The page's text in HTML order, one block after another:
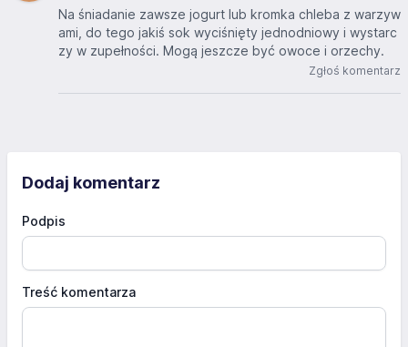
Na śniadanie zawsze jogurt lub kromka chleba z warzyw
ami, do tego jakiś sok wyciśnięty jednodniowy i wystarc
zy w zupełności. Mogą jeszcze być owoce i orzechy.
Zgłoś komentarz
Dodaj komentarz
Podpis
Treść komentarza